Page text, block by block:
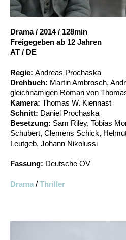
Account
Drama / 2014 / 128min
Freigegeben ab 12 Jahren
AT / DE
Regie: Andreas Prochaska
Drehbuch: Martin Ambrosch,
gleichnamigen Roman von
Kamera: Thomas W. Kiennast
Schnitt: Daniel Prochaska
Besetzung: Sam Riley, Tobias
Schubert, Clemens Schick,
Leutgeb, Johann Nikolussi
Fassung: Deutsche OV
Drama /Thriller